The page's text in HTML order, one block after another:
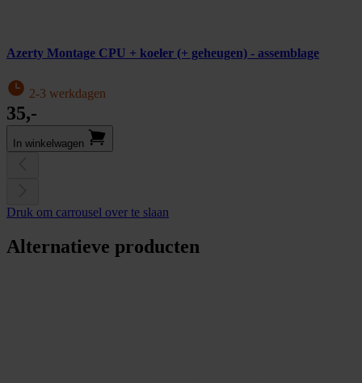
Azerty Montage CPU + koeler (+ geheugen) - assemblage
2-3 werkdagen
35,-
In winkel­wagen
Druk om carrousel over te slaan
Alternatieve producten